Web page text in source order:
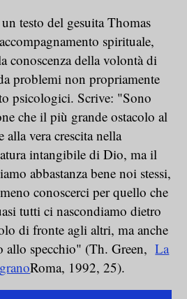
testo del gesuita Thomas
spirituale,
conoscenza della volontà di
problemi non propriamente
psicologici. Scrive: "Sono
che il più grande ostacolo al
alla vera crescita nella
intangibile di Dio, ma il
abbastanza bene noi stessi,
conoscerci per quello che
tutti ci nascondiamo dietro
di fronte agli altri, ma anche
allo specchio" (Th. Green,La
Roma, 1992, 25).